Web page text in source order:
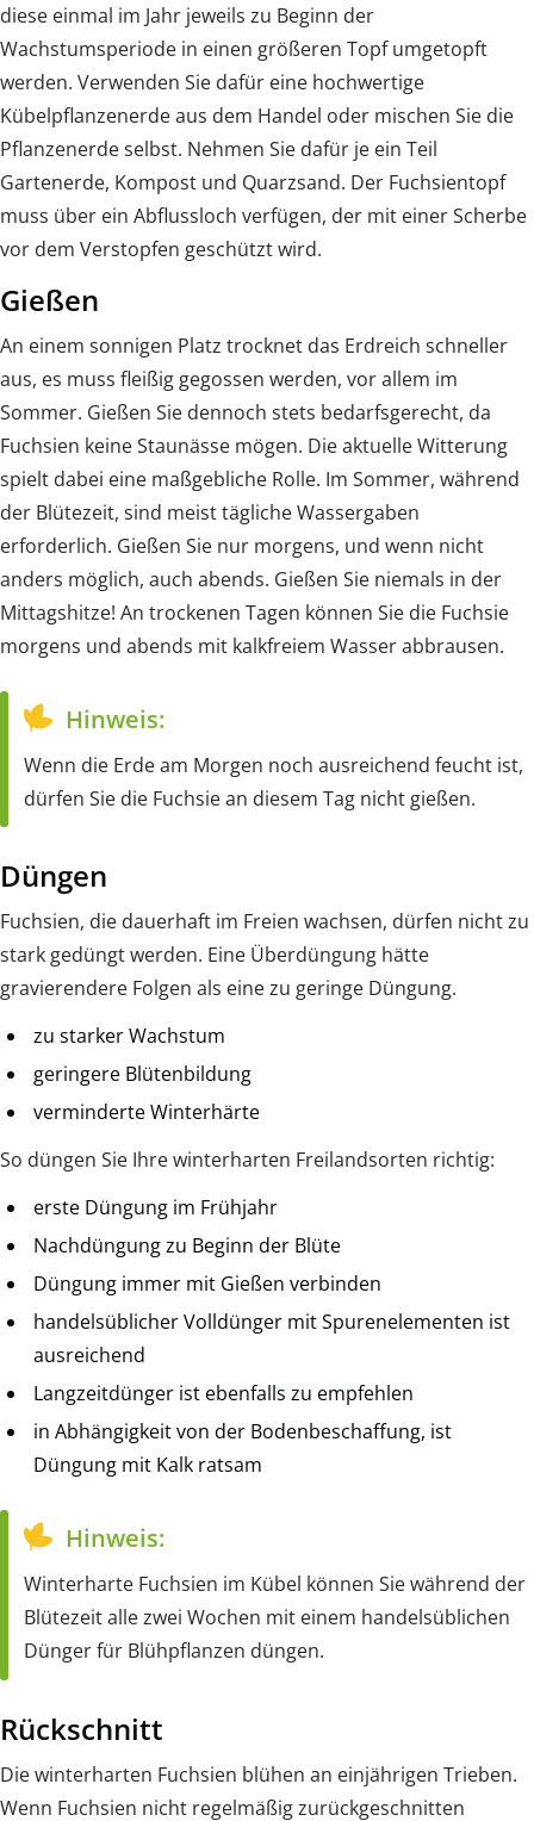
diese einmal im Jahr jeweils zu Beginn der
Wachstumsperiode in einen größeren Topf umgetopft
werden. Verwenden Sie dafür eine hochwertige
Kübelpflanzenerde aus dem Handel oder mischen Sie die
Pflanzenerde selbst. Nehmen Sie dafür je ein Teil
Gartenerde, Kompost und Quarzsand. Der Fuchsientopf
muss über ein Abflussloch verfügen, der mit einer Scherbe
vor dem Verstopfen geschützt wird.
Gießen
An einem sonnigen Platz trocknet das Erdreich schneller
aus, es muss fleißig gegossen werden, vor allem im
Sommer. Gießen Sie dennoch stets bedarfsgerecht, da
Fuchsien keine Staunässe mögen. Die aktuelle Witterung
spielt dabei eine maßgebliche Rolle. Im Sommer, während
der Blütezeit, sind meist tägliche Wassergaben
erforderlich. Gießen Sie nur morgens, und wenn nicht
anders möglich, auch abends. Gießen Sie niemals in der
Mittagshitze! An trockenen Tagen können Sie die Fuchsie
morgens und abends mit kalkfreiem Wasser abbrausen.
Hinweis:
Wenn die Erde am Morgen noch ausreichend feucht ist,
dürfen Sie die Fuchsie an diesem Tag nicht gießen.
Düngen
Fuchsien, die dauerhaft im Freien wachsen, dürfen nicht zu
stark gedüngt werden. Eine Überdüngung hätte
gravierendere Folgen als eine zu geringe Düngung.
zu starker Wachstum
geringere Blütenbildung
verminderte Winterhärte
So düngen Sie Ihre winterharten Freilandsorten richtig:
erste Düngung im Frühjahr
Nachdüngung zu Beginn der Blüte
Düngung immer mit Gießen verbinden
handelsüblicher Volldünger mit Spurenelementen ist
ausreichend
Langzeitdünger ist ebenfalls zu empfehlen
in Abhängigkeit von der Bodenbeschaffung, ist
Düngung mit Kalk ratsam
Hinweis:
Winterharte Fuchsien im Kübel können Sie während der
Blütezeit alle zwei Wochen mit einem handelsüblichen
Dünger für Blühpflanzen düngen.
Rückschnitt
Die winterharten Fuchsien blühen an einjährigen Trieben.
Wenn Fuchsien nicht regelmäßig zurückgeschnitten